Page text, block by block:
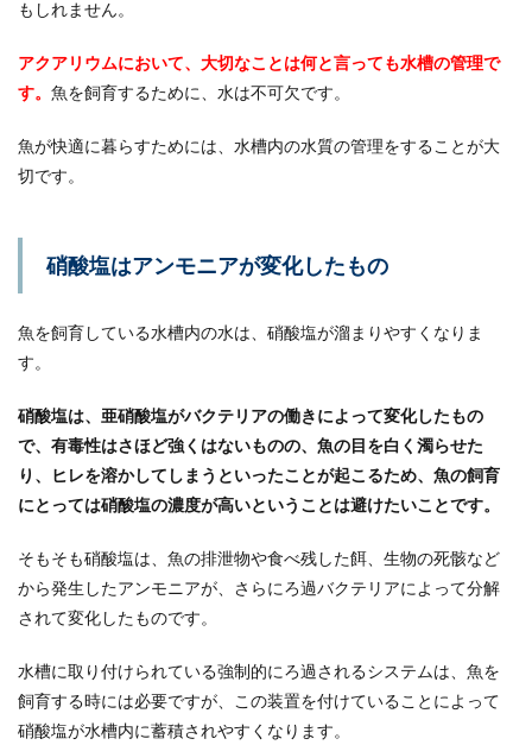
レオパが脱皮前後に食欲がなくなる原
の注意点と入れてはNGな物
飼ったり、飼育しているのを見かけたことがある
のではないで...
る！グッピーの出産について
グッピーの繁殖に挑戦しているという人もいるの
りだと、出産...
もしれません。
アクアリウムにおいて、大切なことは何と言っても水槽の管理で
す。 魚を飼育するために、水は不可欠です。
魚が快適に暮らすためには、水槽内の水質の管理をすることが大
切です。
硝酸塩はアンモニアが変化したもの
魚を飼育している水槽内の水は、硝酸塩が溜まりやすくなりま
す。
硝酸塩は、亜硝酸塩がバクテリアの働きによって変化したもの
で、有毒性はさほど強くはないものの、魚の目を白く濁らせた
り、ヒレを溶かしてしまうといったことが起こるため、魚の飼育
にとっては硝酸塩の濃度が高いということは避けたいことです。
そもそも硝酸塩は、魚の排泄物や食べ残した餌、生物の死骸など
から発生したアンモニアが、さらにろ過バクテリアによって分解
されて変化したものです。
水槽に取り付けられている強制的にろ過されるシステムは、魚を
飼育する時には必要ですが、この装置を付けていることによって
硝酸塩が水槽内に蓄積されやすくなります。